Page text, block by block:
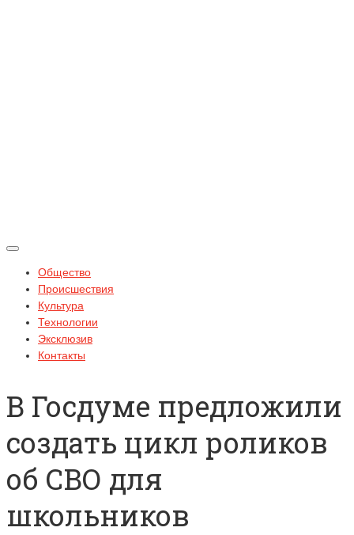
Общество
Происшествия
Культура
Технологии
Эксклюзив
Контакты
В Госдуме предложили
создать цикл роликов
об СВО для
школьников